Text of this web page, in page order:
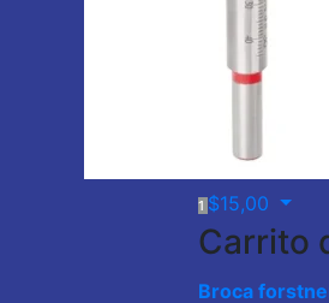
1 $15,00
Carrito
Broca